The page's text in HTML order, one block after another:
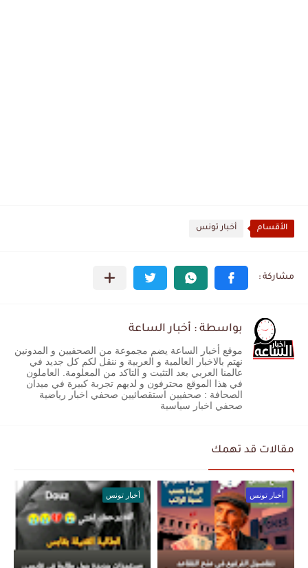
الأقسام أخبار تونس
بواسطة : أخبار الساعة
موقع أخبار الساعة يضم مجموعة من الصحفيين و المدونين
نهتم بالاخبار العالمية و العربية و ننقل لكم كل جديد في
عالمنا العربي بعد التثبت و التاكد من المعلومة. العاملون
في هذا الموقع محترفون و لديهم تجربة كبيرة في ميدان
الصحافة : صحفيين استقصائيين صحفي اخبار رياضية
صحفي اخبار سياسية
مقالات قد تهمك
أخبار تونس أخبار تونس